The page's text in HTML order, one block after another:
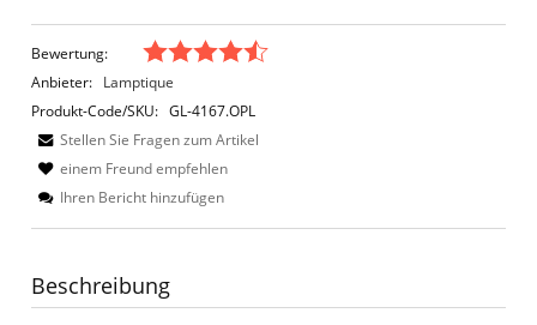
Bewertung:
Anbieter: Lamptique
Produkt-Code/SKU: GL-4167.OPL
Stellen Sie Fragen zum Artikel
einem Freund empfehlen
Ihren Bericht hinzufügen
Beschreibung